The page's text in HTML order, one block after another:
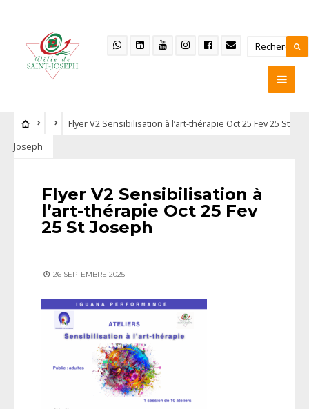
Flyer V2 Sensibilisation à l’art-thérapie Oct 25 Fev 25 St
Joseph
Flyer V2 Sensibilisation à
l’art-thérapie Oct 25 Fev
25 St Joseph
26 SEPTEMBRE 2025